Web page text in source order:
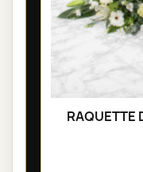
RAQUETTE